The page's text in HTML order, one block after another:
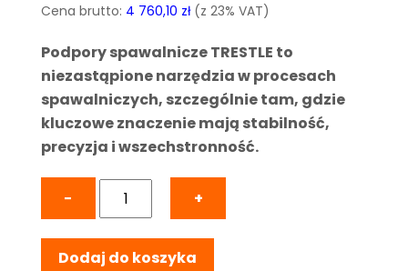
Cena brutto: 4 760,10 zł(z 23% VAT)
Podpory spawalnicze TRESTLE to
niezastąpione narzędzia w procesach
spawalniczych, szczególnie tam, gdzie
kluczowe znaczenie mają stabilność,
precyzja i wszechstronność.
−
ilość
spawalnicza
TRESTLE
+
Dodaj do koszyka